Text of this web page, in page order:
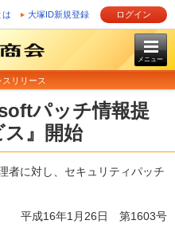
は 大塚ID新規登録 ログイン
メニュー
スリリース
パッチ情報提
』開始
者に対し、セキュリティパッチ
平成16年1月26日 第1603号